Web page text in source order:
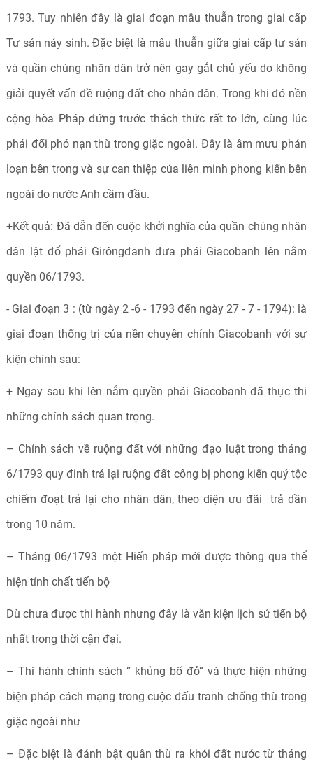
1793. Tuy nhiên đây là giai đoạn mâu thuẫn trong giai cấp
Tư sản nảy sinh. Đặc biệt là mâu thuẫn giữa giai cấp tư sản
và quần chúng nhân dân trở nên gay gắt chủ yếu do không
giải quyết vấn đề ruộng đất cho nhân dân. Trong khi đó nền
cộng hòa Pháp đứng trước thách thức rất to lớn, cùng lúc
phải đối phó nạn thù trong giặc ngoài. Đây là âm mưu phản
loạn bên trong và sự can thiệp của liên minh phong kiến bên
ngoài do nước Anh cầm đầu.
+Kết quả: Đã dẫn đến cuộc khởi nghĩa của quần chúng nhân
dân lật đổ phái Girôngđanh đưa phái Giacobanh lên nắm
quyền 06/1793.
- Giai đoạn 3 : (từ ngày 2 -6 - 1793 đến ngày 27 - 7 - 1794): là
giai đoạn thống trị của nền chuyên chính Giacobanh với sự
kiện chính sau:
+ Ngay sau khi lên nắm quyền phái Giacobanh đã thực thi
những chính sách quan trọng.
– Chính sách về ruộng đất với những đạo luật trong tháng
6/1793 quy đinh trả lại ruộng đất công bị phong kiến quý tộc
chiếm đoạt trả lại cho nhân dân, theo diện ưu đãi trả dần
trong 10 năm.
– Tháng 06/1793 một Hiến pháp mới được thông qua thể
hiện tính chất tiến bộ
Dù chưa được thi hành nhưng đây là văn kiện lịch sử tiến bộ
nhất trong thời cận đại.
– Thi hành chính sách “ khủng bố đỏ” và thực hiện những
biện pháp cách mạng trong cuộc đấu tranh chống thù trong
giặc ngoài như
– Đặc biệt là đánh bật quân thù ra khỏi đất nước từ tháng